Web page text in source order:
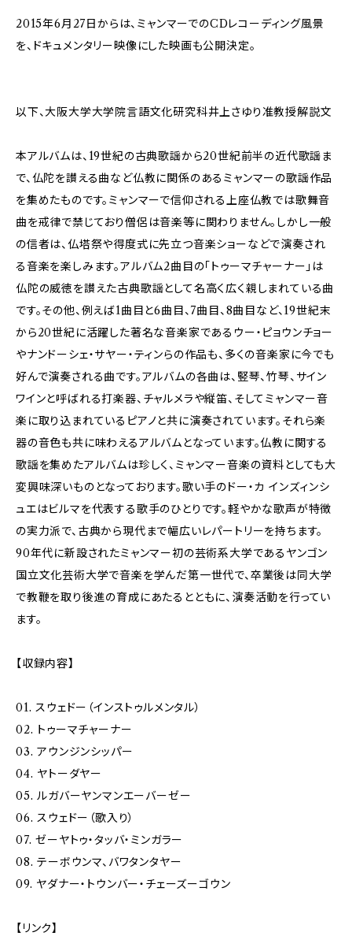
2015年6月27日からは、ミャンマーでのCDレコーディング風景
を、ドキュメンタリー映像にした映画も公開決定。
以下、大阪大学大学院言語文化研究科井上さゆり准教授解説文
本アルバムは、19世紀の古典歌謡から20世紀前半の近代歌謡ま
で、仏陀を讃える曲など仏教に関係のあるミャンマーの歌謡作品
を集めたものです。ミャンマーで信仰される上座仏教では歌舞音
曲を戒律で禁じており僧侶は音楽等に関わりません。しかし一般
の信者は、仏塔祭や得度式に先立つ音楽ショーなどで演奏され
る音楽を楽しみます。アルバム2曲目の「トゥーマチャーナー」は
仏陀の威徳を讃えた古典歌謡として名高く広く親しまれている曲
です。その他、例えば1曲目と6曲目、7曲目、8曲目など、19世紀末
から20世紀に活躍した著名な音楽家であるウー・ピョウンチョー
やナンドーシェ・サヤー・ティンらの作品も、多くの音楽家に今でも
好んで演奏される曲です。アルバムの各曲は、竪琴、竹琴、サイン
ワインと呼ばれる打楽器、チャルメラや縦笛、そしてミャンマー音
楽に取り込まれているピアノと共に演奏されています。それら楽
器の音色も共に味わえるアルバムとなっています。仏教に関する
歌謡を集めたアルバムは珍しく、ミャンマー音楽の資料としても大
変興味深いものとなっております。歌い手のドー・カ インズィンシ
ュエはビルマを代表する歌手のひとりです。軽やかな歌声が特徴
の実力派で、古典から現代まで幅広いレパートリーを持ちます。
90年代に新設されたミャンマー初の芸術系大学であるヤンゴン
国立文化芸術大学で音楽を学んだ第一世代で、卒業後は同大学
で教鞭を取り後進の育成にあたるとともに、演奏活動を行ってい
ます。
【収録内容】
01. スウェドー（インストゥルメンタル）
02. トゥーマチャーナー
03. アウンジンシッパー
04. ヤトーダヤー
05. ルガバーヤンマンエーバーゼー
06. スウェドー（歌入り）
07. ゼーヤトゥ・タッバ・ミンガラー
08. テーボウンマ、バワタンタヤー
09. ヤダナー・トウンバー・チェーズーゴウン
【リンク】